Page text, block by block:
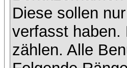
Diese sollen
verfasst haben.
zählen. Alle